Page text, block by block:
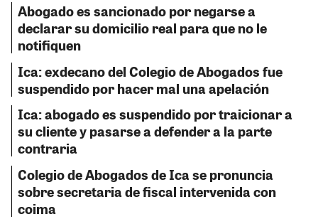
Abogado es sancionado por negarse a
declarar su domicilio real para que no le
notifiquen
Ica: exdecano del Colegio de Abogados fue
suspendido por hacer mal una apelación
Ica: abogado es suspendido por traicionar a
su cliente y pasarse a defender a la parte
contraria
Colegio de Abogados de Ica se pronuncia
sobre secretaria de fiscal intervenida con
coima